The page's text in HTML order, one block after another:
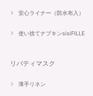
安心ライナー（防水布入）
使い捨てナプキンsisiFILLE
リバティマスク
薄手リネン